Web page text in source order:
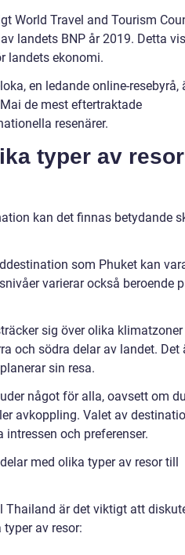
World Travel and Tourism
landets BNP år 2019. Detta
landets ekonomi.
en ledande online-resebyrå,
de mest eftertraktade
resenärer.
typer av
kan det finnas betydande
som Phuket kan
varierar också beroende
sig över olika
och södra delar av landet. Det
sin resa.
något för alla, oavsett om
avkoppling. Valet av
och preferenser.
med olika typer av resor till
är det viktigt att
av resor: